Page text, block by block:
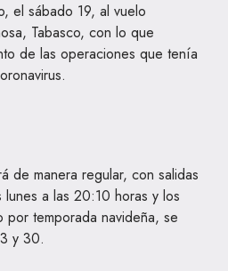
el sábado 19, al vuelo
Tabasco, con lo que
de las operaciones que tenía
de manera regular, con salidas
a las 20:10 horas y los
temporada navideña, se
y 30.